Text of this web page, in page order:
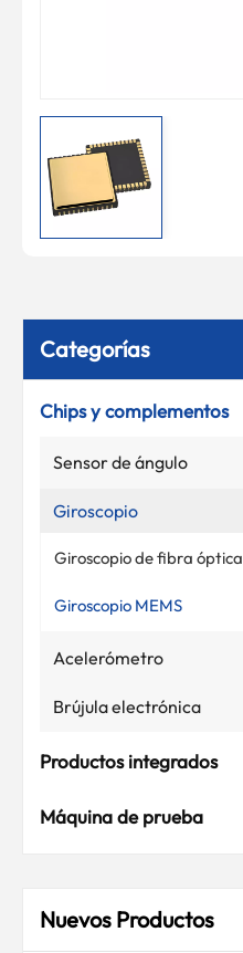
Categorías
Chips y complementos
Sensor de ángulo
Giroscopio
Giroscopio de fibra óptica
Giroscopio MEMS
Acelerómetro
Brújula electrónica
Productos integrados
Máquina de prueba
Nuevos Productos